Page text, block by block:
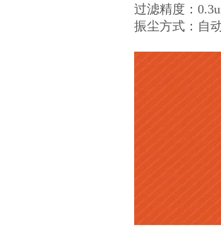
过滤精度：
振尘方式：自